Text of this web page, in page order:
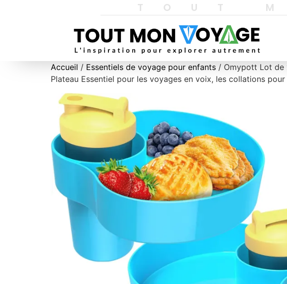
TOUT
Accueil / Essentiels de voyage pour enfants / Omypott Lot de
Plateau Essentiel pour les voyages en voix, les collations